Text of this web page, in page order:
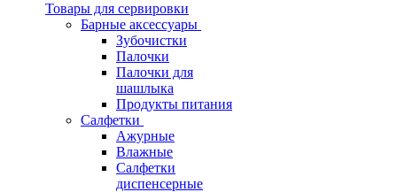
Товары для сервировки
Барные аксессуары
Зубочистки
Палочки
Палочки для
шашлыка
Продукты питания
Салфетки
Ажурные
Влажные
Салфетки
диспенсерные